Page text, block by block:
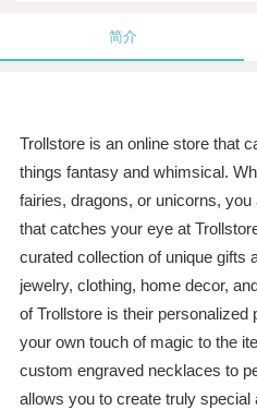
简介
Trollstore is an online store that
things fantasy and whimsical.
fairies, dragons, or unicorns,
that catches your eye at
curated collection of unique gifts
jewelry, clothing, home decor,
of Trollstore is their
your own touch of magic to the
custom engraved necklaces to
allows you to create truly special